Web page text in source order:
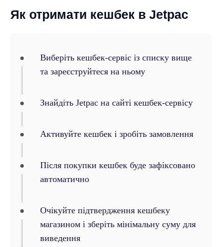
Як отримати кешбек в Jetpac
Виберіть кешбек-сервіс із списку вище
та зареєструйтеся на ньому
Знайдіть Jetpac на сайті кешбек-сервісу
Активуйте кешбек і зробіть замовлення
Після покупки кешбек буде зафіксовано
автоматично
Очікуйте підтвердження кешбеку
магазином і зберіть мінімальну суму для
виведення